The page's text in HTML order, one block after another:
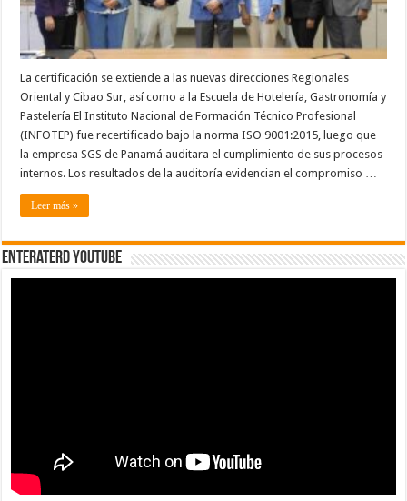
SGS
de
Panamá
La certificación se extiende a las nuevas direcciones Regionales
Oriental y Cibao Sur, así como a la Escuela de Hotelería, Gastronomía y
Pastelería El Instituto Nacional de Formación Técnico Profesional
(INFOTEP) fue recertificado bajo la norma ISO 9001:2015, luego que
la empresa SGS de Panamá auditara el cumplimiento de sus procesos
internos. Los resultados de la auditoría evidencian el compromiso …
Leer más »
EnterateRD YOUTUBE